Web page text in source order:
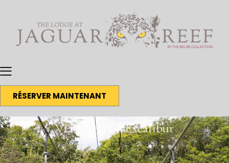
RÉSERVER MAINTENANT
Via Ferrata d'Excalibur